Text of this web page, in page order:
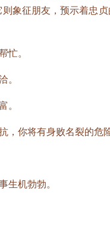
象征朋友，预示着忠
忙。
。
。
你将有身败名裂的危险
机勃勃。